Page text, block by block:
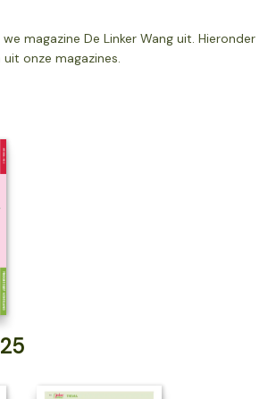
magazine De Linker Wang uit. Hieronder
onze magazines.